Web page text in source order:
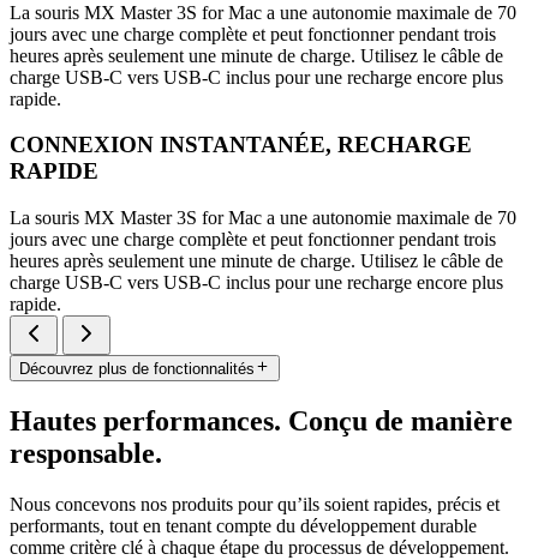
La souris MX Master 3S for Mac a une autonomie maximale de 70
jours avec une charge complète et peut fonctionner pendant trois
heures après seulement une minute de charge. Utilisez le câble de
charge USB-C vers USB-C inclus pour une recharge encore plus
rapide.
CONNEXION INSTANTANÉE, RECHARGE
RAPIDE
La souris MX Master 3S for Mac a une autonomie maximale de 70
jours avec une charge complète et peut fonctionner pendant trois
heures après seulement une minute de charge. Utilisez le câble de
charge USB-C vers USB-C inclus pour une recharge encore plus
rapide.
Découvrez plus de fonctionnalités
Hautes performances. Conçu de manière
responsable.
Nous concevons nos produits pour qu’ils soient rapides, précis et
performants, tout en tenant compte du développement durable
comme critère clé à chaque étape du processus de développement.